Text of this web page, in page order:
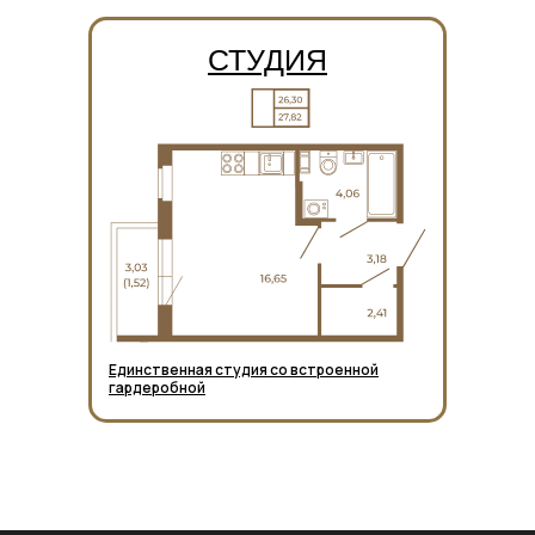
СТУДИЯ
Единственная студия со встроенной
гардеробной